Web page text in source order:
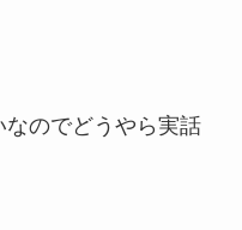
のでどうやら実話